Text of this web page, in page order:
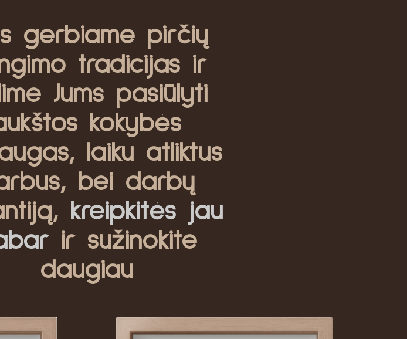
gerbiame pirčių
tradicijas ir
Jums pasiūlyti
kokybės
laiku atliktus
bei darbų
kreipkitės jau
ir sužinokite
daugiau